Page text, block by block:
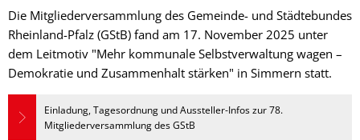
Die Mitgliederversammlung des Gemeinde- und Städtebundes
Rheinland-Pfalz (GStB) fand am 17. November 2025 unter
dem Leitmotiv "Mehr kommunale Selbstverwaltung wagen –
Demokratie und Zusammenhalt stärken" in Simmern statt.
Einladung, Tagesordnung und Aussteller-Infos zur 78.
Mitgliederversammlung des GStB